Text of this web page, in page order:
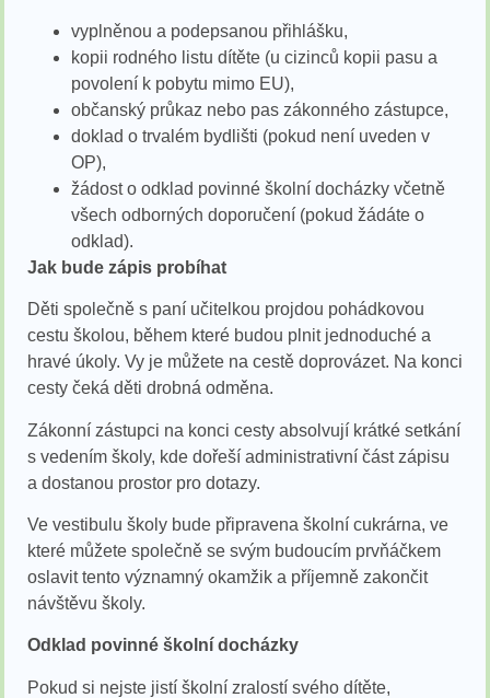
vyplněnou a podepsanou přihlášku,
kopii rodného listu dítěte (u cizinců kopii pasu a
povolení k pobytu mimo EU),
občanský průkaz nebo pas zákonného zástupce,
doklad o trvalém bydlišti (pokud není uveden v
OP),
žádost o odklad povinné školní docházky včetně
všech odborných doporučení (pokud žádáte o
odklad).
Jak bude zápis probíhat
Děti společně s paní učitelkou projdou pohádkovou
cestu školou, během které budou plnit jednoduché a
hravé úkoly. Vy je můžete na cestě doprovázet. Na konci
cesty čeká děti drobná odměna.
Zákonní zástupci na konci cesty absolvují krátké setkání
s vedením školy, kde dořeší administrativní část zápisu
a dostanou prostor pro dotazy.
Ve vestibulu školy bude připravena školní cukrárna, ve
které můžete společně se svým budoucím prvňáčkem
oslavit tento významný okamžik a příjemně zakončit
návštěvu školy.
Odklad povinné školní docházky
Pokud si nejste jistí školní zralostí svého dítěte,